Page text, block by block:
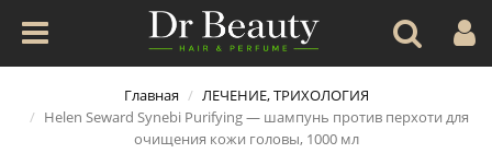
Главная
ЛЕЧЕНИЕ, ТРИХОЛОГИЯ
Helen Seward Synebi Purifying — шампунь против перхоти для
очищения кожи головы, 1000 мл